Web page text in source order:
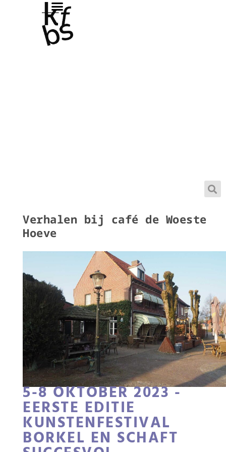
Verhalen bij café de Woeste
Hoeve
5-8 OKTOBER 2023 -
EERSTE EDITIE
KUNSTENFESTIVAL
BORKEL EN SCHAFT